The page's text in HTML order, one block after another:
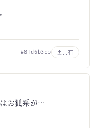
#8fd6b3cb 共有
お狐系が…